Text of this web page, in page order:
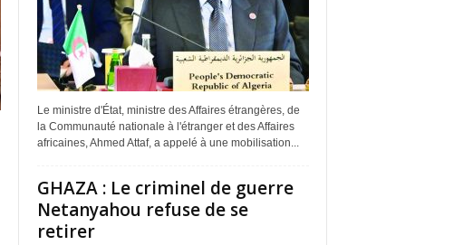
Le ministre d'État, ministre des Affaires étrangères, de
la Communauté nationale à l'étranger et des Affaires
africaines, Ahmed Attaf, a appelé à une mobilisation...
GHAZA : Le criminel de guerre
Netanyahou refuse de se
retirer